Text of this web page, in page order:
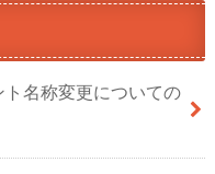
ト名称変更についての